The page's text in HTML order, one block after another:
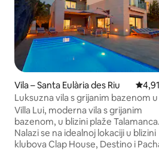
Vila – Santa Eulària des Riu
Luksuzna vila s grijanim bazenom u
plaže i grada Ibize
Villa Lui, moderna vila s grijanim
bazenom, u blizini plaže Talamanca.
Nalazi se na idealnoj lokaciji u blizini
klubova Clap House, Destino i